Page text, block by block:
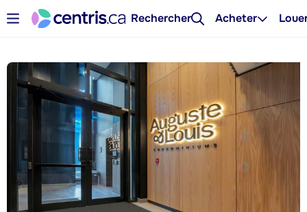
Rechercher Acheter